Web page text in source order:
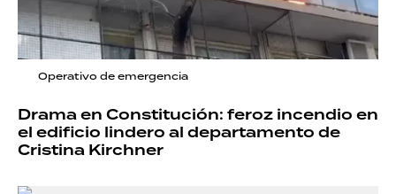
Operativo de emergencia
Drama en Constitución: feroz incendio en
el edificio lindero al departamento de
Cristina Kirchner